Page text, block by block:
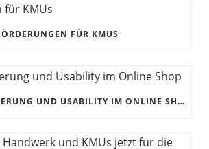
FÜR KMUS
NUTZERZENTRIERUNG UND USABILITY IM ONLINE SHOP